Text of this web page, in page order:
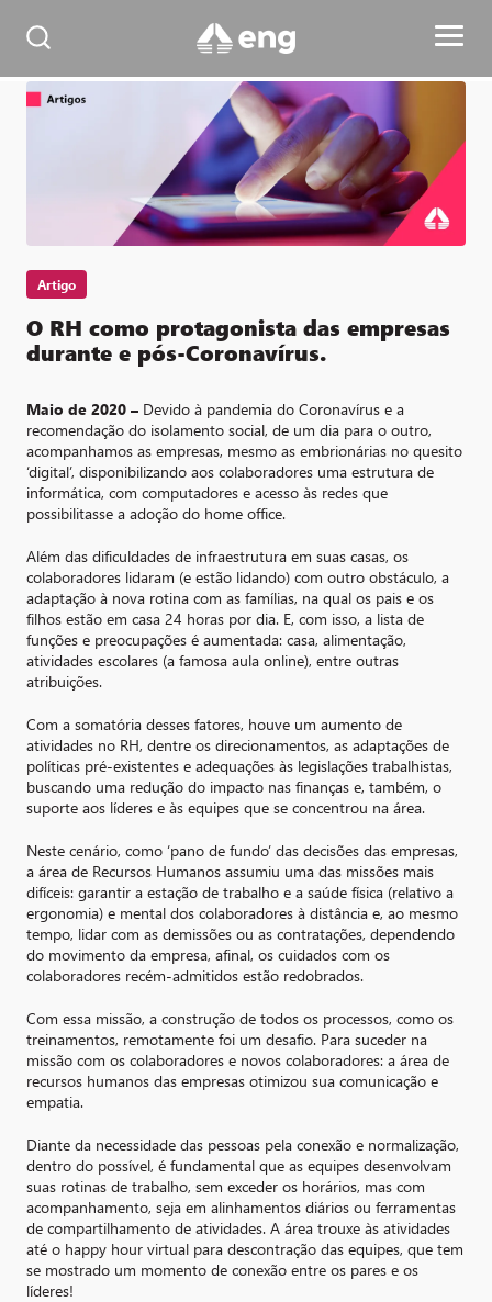
Artigo
O RH como protagonista das empresas
durante e pós-Coronavírus.
Maio de 2020 – Devido à pandemia do Coronavírus e a
recomendação do isolamento social, de um dia para o outro,
acompanhamos as empresas, mesmo as embrionárias no quesito
‘digital’, disponibilizando aos colaboradores uma estrutura de
informática, com computadores e acesso às redes que
possibilitasse a adoção do home office.
Além das dificuldades de infraestrutura em suas casas, os
colaboradores lidaram (e estão lidando) com outro obstáculo, a
adaptação à nova rotina com as famílias, na qual os pais e os
filhos estão em casa 24 horas por dia. E, com isso, a lista de
funções e preocupações é aumentada: casa, alimentação,
atividades escolares (a famosa aula online), entre outras
atribuições.
Com a somatória desses fatores, houve um aumento de
atividades no RH, dentre os direcionamentos, as adaptações de
políticas pré-existentes e adequações às legislações trabalhistas,
buscando uma redução do impacto nas finanças e, também, o
suporte aos líderes e às equipes que se concentrou na área.
Neste cenário, como ‘pano de fundo’ das decisões das empresas,
a área de Recursos Humanos assumiu uma das missões mais
difíceis: garantir a estação de trabalho e a saúde física (relativo a
ergonomia) e mental dos colaboradores à distância e, ao mesmo
tempo, lidar com as demissões ou as contratações, dependendo
do movimento da empresa, afinal, os cuidados com os
colaboradores recém-admitidos estão redobrados.
Com essa missão, a construção de todos os processos, como os
treinamentos, remotamente foi um desafio. Para suceder na
missão com os colaboradores e novos colaboradores: a área de
recursos humanos das empresas otimizou sua comunicação e
empatia.
Diante da necessidade das pessoas pela conexão e normalização,
dentro do possível, é fundamental que as equipes desenvolvam
suas rotinas de trabalho, sem exceder os horários, mas com
acompanhamento, seja em alinhamentos diários ou ferramentas
de compartilhamento de atividades. A área trouxe às atividades
até o happy hour virtual para descontração das equipes, que tem
se mostrado um momento de conexão entre os pares e os
líderes!